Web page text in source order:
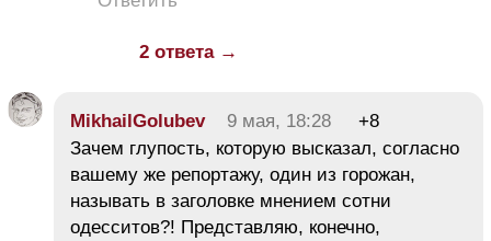
2 ответа →
MikhailGolubev 9 мая, 18:28
+8
Зачем глупость, которую высказал, согласно
вашему же репортажу, один из горожан,
называть в заголовке мнением сотни
одесситов?! Представляю, конечно,